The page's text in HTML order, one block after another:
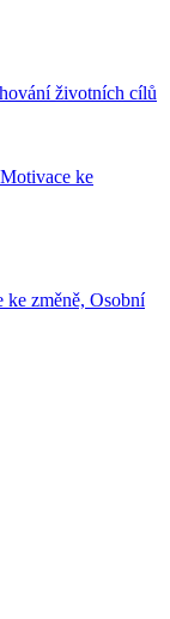
životních cílů
ke změně, Osobní